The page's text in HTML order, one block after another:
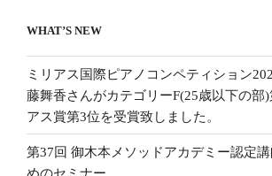
WHAT’S NEW
ミリアス国際ピアノコンペティション
藤舞香さんがカテゴリーF(25歳以下の部)
アス賞第3位を受賞致しました。
第37回 御木本メソッドアカデミー認定